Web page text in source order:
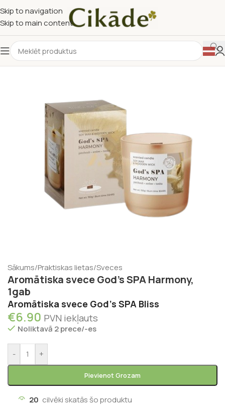
Skip to navigation
Skip to main content
Sākums/Praktiskas lietas/Sveces
Aromātiska svece God’s SPA Harmony,
1gab
Aromātiska svece God’s SPA Bliss
€6.90 PVN iekļauts
Noliktavā 2 prece/-es
- +
Pievienot Grozam
20 cilvēki skatās šo produktu